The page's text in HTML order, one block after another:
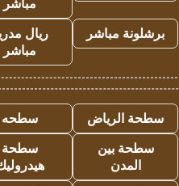
مباشر
برشلونة مباشر
ريال
مباشر
سطحة الرياض
سطحه
سطحة بين
المدن
سطحة